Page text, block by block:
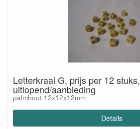
Letterkraal G, prijs per 12 stuks,
uitlopend/aanbieding
palmhout 12x12x12mm
Details